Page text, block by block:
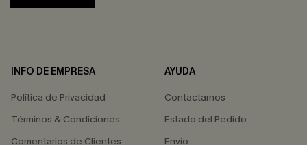
INFO DE EMPRESA
Política de Privacidad
Términos & Condiciones
Comentarios de Clientes
AYUDA
Contactarnos
Estado del Pedido
Envío